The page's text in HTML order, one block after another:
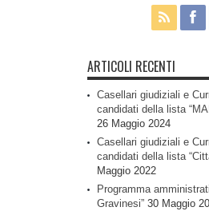
ARTICOLI RECENTI
Casellari giudiziali e
candidati della lista
26 Maggio 2024
Casellari giudiziali e
candidati della lista
Maggio 2022
Programma
Gravinesi” 30 Maggio